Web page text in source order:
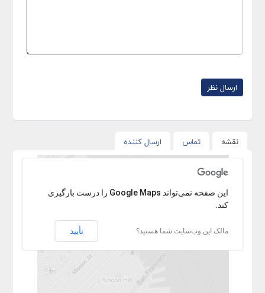
نقشه تماس ارسال کننده
با عرض پوزش آدرس پیدا نشد.‏‫این صفحه نمی‌تواند Google Maps را درست بارگیری
کند.
مالک این وب‌سایت شما هستید؟ تأیید